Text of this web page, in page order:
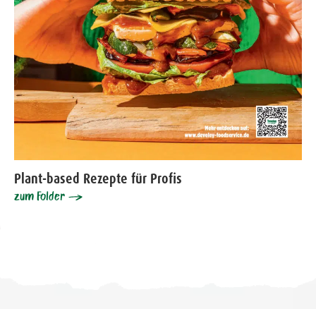
Plant-based Rezepte für Profis
zum Folder